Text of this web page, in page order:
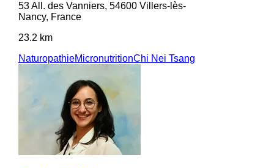
53 All. des Vanniers, 54600 Villers-lès-
Nancy, France
23.2 km
NaturopathieMicronutritionChi Nei Tsang